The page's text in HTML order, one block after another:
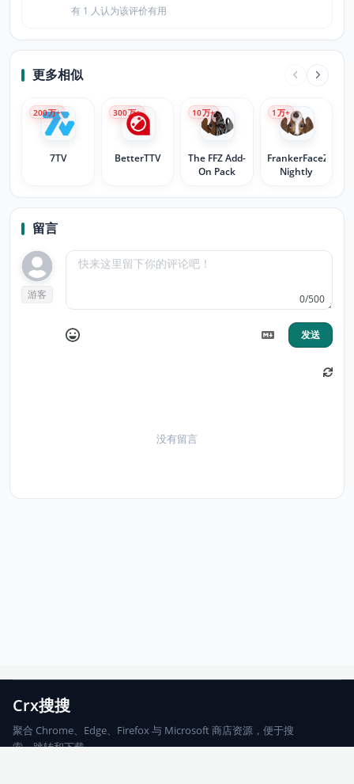
有 1 人认为该评价有用
更多相似
7TV
200万+
BetterTTV
300万+
The FFZ Add-
On Pack
10万+
FrankerFaceZ
Nightly
1 万+
留言
游客 0/500
发送
没有留言
Crx搜搜
聚合 Chrome、Edge、Firefox 与 Microsoft 商店资源，便于搜
索、跳转和下载。